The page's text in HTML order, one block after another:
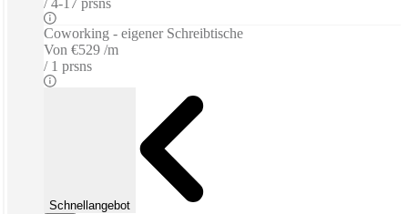
Coworking - eigener Schreibtische
Von €529 /m
1 prsns
Schnellangebot